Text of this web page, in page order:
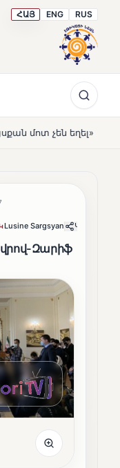
ՀԱՅ ENG RUS
HOT
Lusine Sargsyan Կիսվել
Զարիֆ